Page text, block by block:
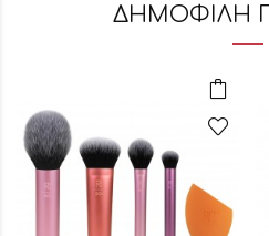
ΔΗΜΟΦΙΛΗ